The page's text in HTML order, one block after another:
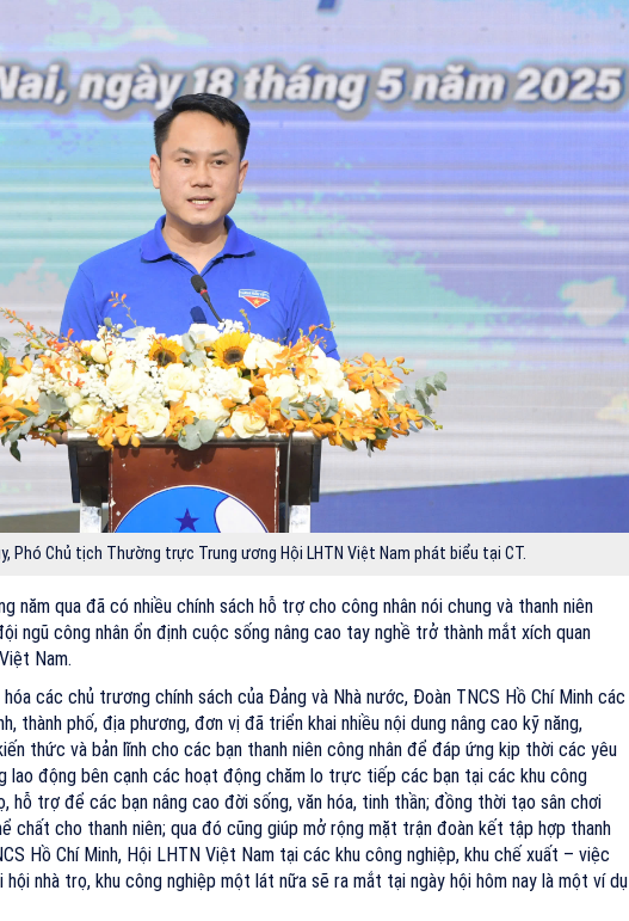
Phó Chủ tịch Thường trực Trung ương Hội LHTN Việt Nam phát biểu tại CT.
năm qua đã có nhiều chính sách hỗ trợ cho công nhân nói chung và thanh niên
ngũ công nhân ổn định cuộc sống nâng cao tay nghề trở thành mắt xích quan
Nam.
hóa các chủ trương chính sách của Đảng và Nhà nước, Đoàn TNCS Hồ Chí Minh các
thành phố, địa phương, đơn vị đã triển khai nhiều nội dung nâng cao kỹ năng,
thức và bản lĩnh cho các bạn thanh niên công nhân để đáp ứng kịp thời các yêu
lao động bên cạnh các hoạt động chăm lo trực tiếp các bạn tại các khu công
hỗ trợ để các bạn nâng cao đời sống, văn hóa, tinh thần; đồng thời tạo sân chơi
chất cho thanh niên; qua đó cũng giúp mở rộng mặt trận đoàn kết tập hợp thanh
Hồ Chí Minh, Hội LHTN Việt Nam tại các khu công nghiệp, khu chế xuất – việc
nhà trọ, khu công nghiệp một lát nữa sẽ ra mắt tại ngày hội hôm nay là một ví dụ